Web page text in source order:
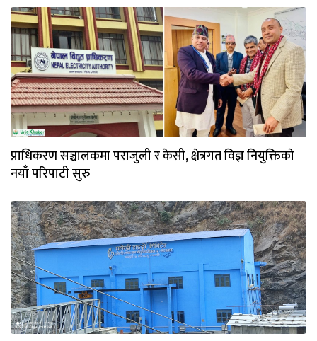
प्राधिकरण सञ्चालकमा पराजुली र केसी, क्षेत्रगत विज्ञ नियुक्तिकाे
नयाँ परिपाटी सुरु